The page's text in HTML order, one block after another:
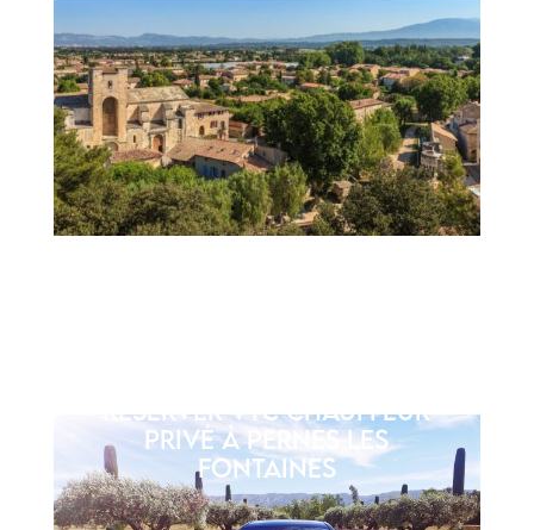
Réserver VTC Chauffeur
privé à Pernes les
Fontaines